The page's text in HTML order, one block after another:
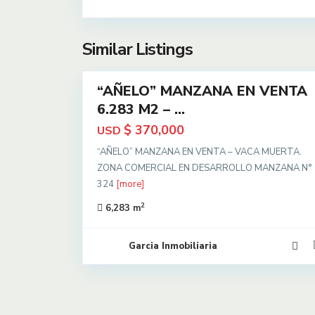
Similar Listings
12
“AÑELO” MANZANA EN VENTA
6.283 M2 – ...
USD $ 370,000
“AÑELO” MANZANA EN VENTA – VACA MUERTA.
ZONA COMERCIAL EN DESARROLLO MANZANA N°
324 [more]
6,283 m2
Garcia Inmobiliaria